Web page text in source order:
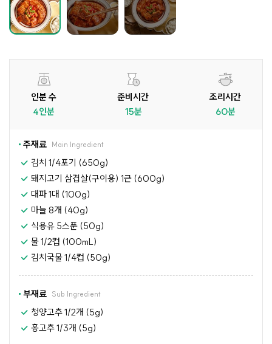
인분 수
4인분
준비시간
15분
조리시간
60분
주재료 Main Ingredient
김치 1/4포기 (650g)
돼지고기 삼겹살(구이용) 1근 (600g)
대파 1대 (100g)
마늘 8개 (40g)
식용유 5스푼 (50g)
물 1/2컵 (100mL)
김치국물 1/4컵 (50g)
부재료 Sub Ingredient
청양고추 1/2개 (5g)
홍고추 1/3개 (5g)